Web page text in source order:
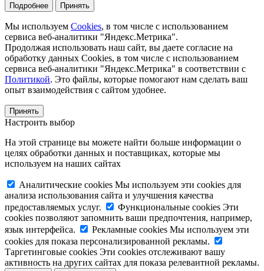
Подробнее Принять
Мы используем Cookies, в том числе с использованием
сервиса веб-аналитики "Яндекс.Метрика".
Продолжая использовать наш сайт, вы даете согласие на
обработку данных Cookies, в том числе с использованием
сервиса веб-аналитики "Яндекс.Метрика" в соответствии с
Политикой. Это файлы, которые помогают нам сделать ваш
опыт взаимодействия с сайтом удобнее.
Принять
Настроить выбор
На этой странице вы можете найти больше информации о
целях обработки данных и поставщиках, которые мы
используем на наших сайтах
Аналитические cookies Мы используем эти cookies для
анализа использования сайта и улучшения качества
предоставляемых услуг.
Функциональные cookies Эти
cookies позволяют запомнить ваши предпочтения, например,
язык интерфейса.
Рекламные cookies Мы используем эти
cookies для показа персонализированной рекламы.
Таргетинговые cookies Эти cookies отслеживают вашу
активность на других сайтах для показа релевантной рекламы.